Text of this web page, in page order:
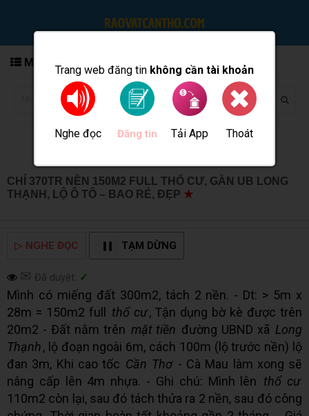
Trang web đăng tin không cần tài khoản
Nghe đọc Đăng tin Tải App Thoát
MENU
CHỈ 370TR NỀN 150M2 FULL THỔ CƯ, GẦN UB LONG
THẠNH, LỘ Ô TÔ – BAO RẺ, ĐẸP ★
▷ NGHE ĐỌC TẠM DỪNG
✉ Đã duyệt: ✓
Mình có miếng đất 300m2, tách 2 nền. - Dt: > 5m x
28m = 150m2 full
thổ cư, Tận dụng bờ kè được trên
20m2 - Đất nằm trên mặt tiền đường UBND xã Long
Thạnh, lộ đoạn ngoài 6m, cách 100m (lộ trước nền) lộ
đan 3m, Khi cao tốc Cần Thơ - Cà Mau làm xong sẽ
nâng cấp lên 4m nhựa. - Ghi chú: Mình lên thổ cư
110m2 còn lại, sau đó tách thửa ra 2 nền, sau đó công